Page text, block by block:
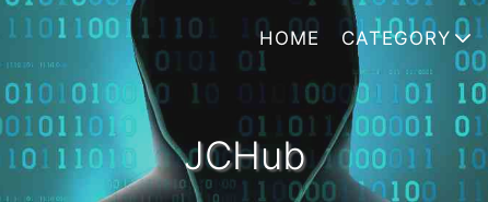
HOME CATEGORY
JCHub